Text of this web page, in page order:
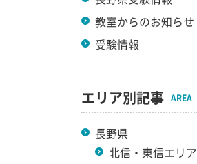
教室からのお知らせ
受験情報
エリア別記事 AREA
長野県
北信・東信エリア